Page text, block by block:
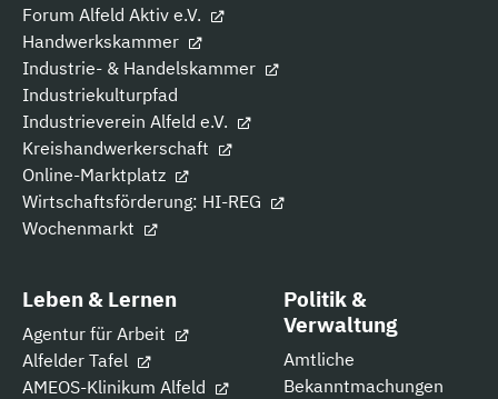
Forum Alfeld Aktiv e.V.
Handwerkskammer
Industrie- & Handelskammer
Industriekulturpfad
Industrieverein Alfeld e.V.
Kreishandwerkerschaft
Online-Marktplatz
Wirtschaftsförderung: HI-REG
Wochenmarkt
Leben & Lernen
Agentur für Arbeit
Alfelder Tafel
AMEOS-Klinikum Alfeld
Politik &
Verwaltung
Amtliche
Bekanntmachungen